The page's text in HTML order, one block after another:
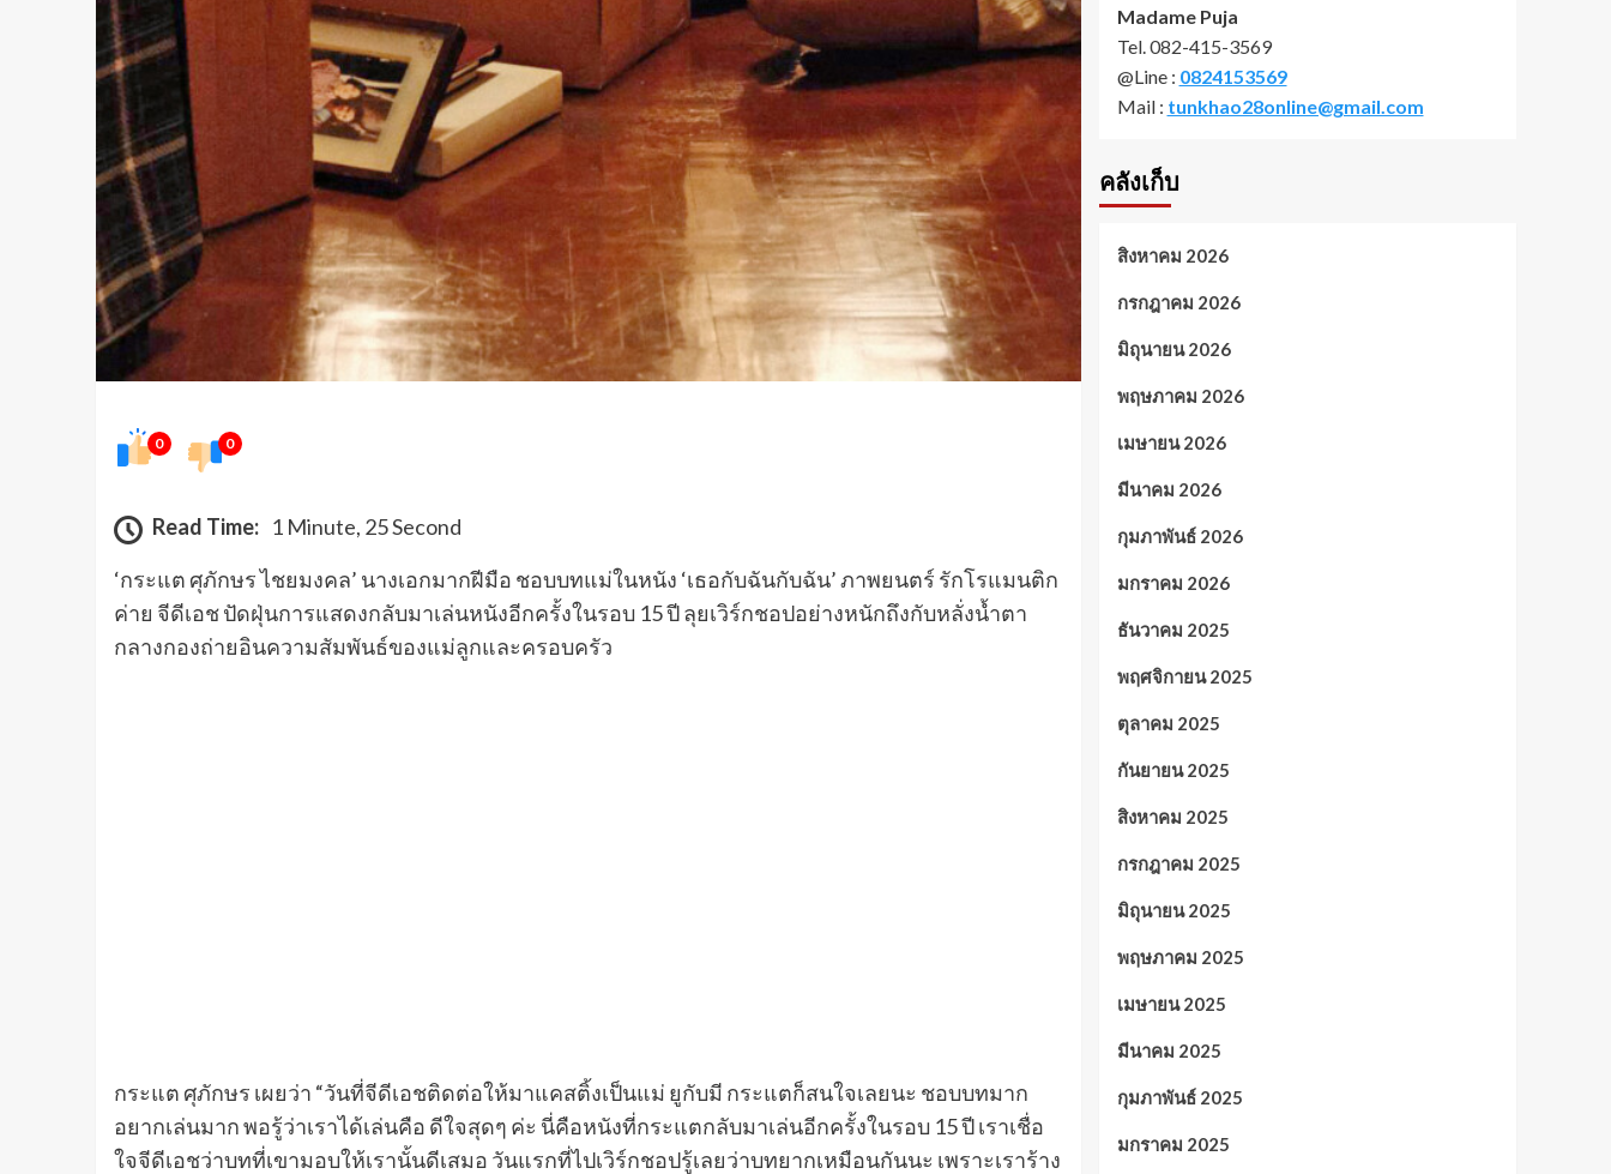
0 0
Read Time: 1 Minute, 25 Second
​‘กระแต ศุภักษร ไชยมงคล’ นางเอกมากฝีมือ ชอบบทแม่ในหนัง ‘เธอกับฉันกับฉัน’ ภาพยนตร์ รักโรแมนติก
ค่าย จีดีเอช ปัดฝุ่นการแสดงกลับมาเล่นหนังอีกครั้งในรอบ 15 ปี ลุยเวิร์กชอปอย่างหนักถึงกับหลั่งน้ำตา
กลางกองถ่ายอินความสัมพันธ์ของแม่ลูกและครอบครัว
​กระแต ศุภักษร เผยว่า “วันที่จีดีเอชติดต่อให้มาแคสติ้งเป็นแม่ ยูกับมี กระแตก็สนใจเลยนะ ชอบบทมาก
อยากเล่นมาก พอรู้ว่าเราได้เล่นคือ ดีใจสุดๆ ค่ะ นี่คือหนังที่กระแตกลับมาเล่นอีกครั้งในรอบ 15 ปี เราเชื่อ
ใจจีดีเอชว่าบทที่เขามอบให้เรานั้นดีเสมอ วันแรกที่ไปเวิร์กชอปรู้เลยว่าบทยากเหมือนกันนะ เพราะเราร้าง
Madame Puja
Tel. 082-415-3569
@Line : 0824153569
Mail : tunkhao28online@gmail.com
คลังเก็บ
สิงหาคม 2026
กรกฎาคม 2026
มิถุนายน 2026
พฤษภาคม 2026
เมษายน 2026
มีนาคม 2026
กุมภาพันธ์ 2026
มกราคม 2026
ธันวาคม 2025
พฤศจิกายน 2025
ตุลาคม 2025
กันยายน 2025
สิงหาคม 2025
กรกฎาคม 2025
มิถุนายน 2025
พฤษภาคม 2025
เมษายน 2025
มีนาคม 2025
กุมภาพันธ์ 2025
มกราคม 2025